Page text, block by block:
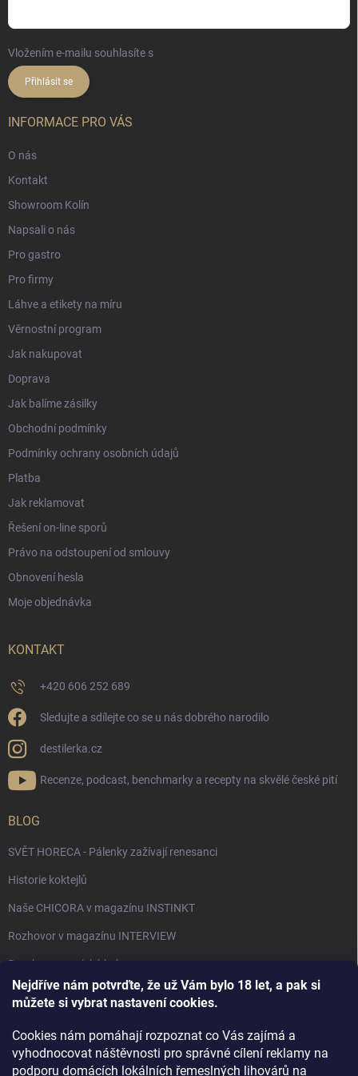
Nejdříve nám potvrďte, že už Vám bylo 18 let, a pak si
můžete si vybrat nastavení cookies.
Cookies nám pomáhají rozpoznat co Vás zajímá a
vyhodnocovat náštěvnosti pro správné cílení reklamy na
podporu domácích lokálních řemeslných lihovárů na
Vložením e-mailu souhlasíte s
Přihlásit se
INFORMACE PRO VÁS
O nás
Kontakt
Showroom Kolín
Napsali o nás
Pro gastro
Pro firmy
Láhve a etikety na míru
Věrnostní program
Jak nakupovat
Doprava
Jak balíme zásilky
Obchodní podmínky
Podmínky ochrany osobních údajů
Platba
Jak reklamovat
Řešení on-line sporů
Právo na odstoupení od smlouvy
Obnovení hesla
Moje objednávka
KONTAKT
+420 606 252 689
Sledujte a sdílejte co se u nás dobrého narodilo
destilerka.cz
Recenze, podcast, benchmarky a recepty na skvělé české pití
BLOG
SVĚT HORECA - Pálenky zažívají renesanci
Historie koktejlů
Naše CHICORA v magazínu INSTINKT
Rozhovor v magazínu INTERVIEW
Bourbon, americká krása.
Napsali v TÝDNU o naší práci
Rozhovor s DESTILERKA.CZ v magazínu DRINKING-CAT